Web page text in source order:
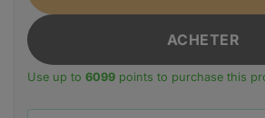
ACHETER
Use up to 6099 points to purchase this